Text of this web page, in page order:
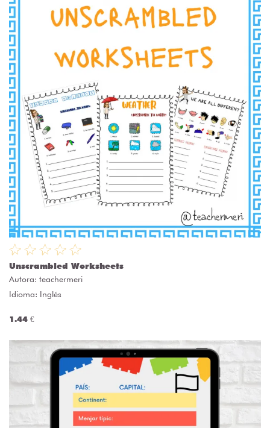
Unscrambled Worksheets
Autora: teachermeri
Idioma: Inglés
1.44 €